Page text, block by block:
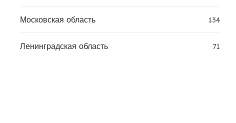
Московская область 134
Ленинградская область 71